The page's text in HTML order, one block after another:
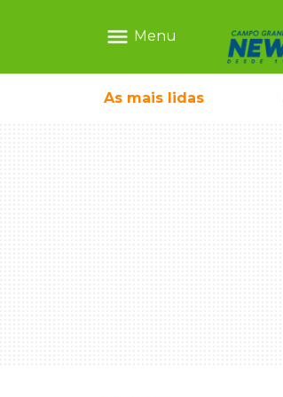
menu Menu
As mais lidas
não reconhece o filho queimado